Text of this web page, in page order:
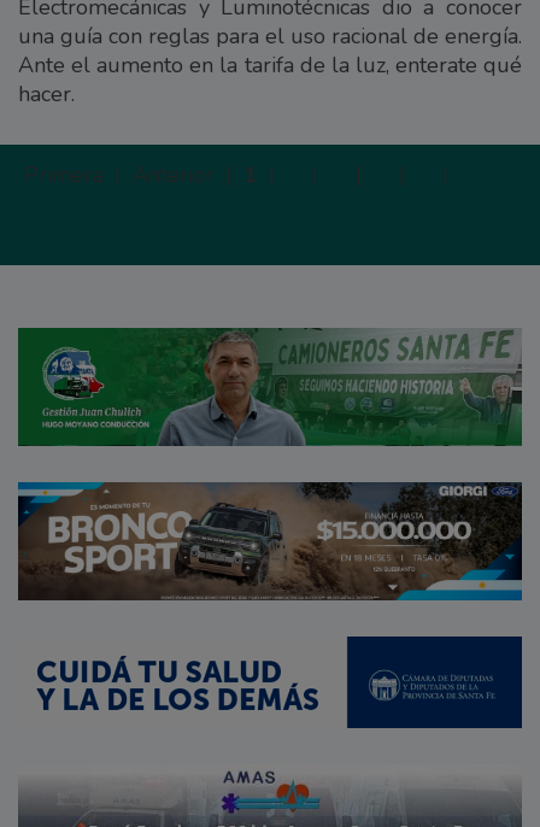
Electromecánicas y Luminotécnicas dio a conocer
una guía con reglas para el uso racional de energía.
Ante el aumento en la tarifa de la luz, enterate qué
hacer.
Primera | Anterior | 1 | | | | |